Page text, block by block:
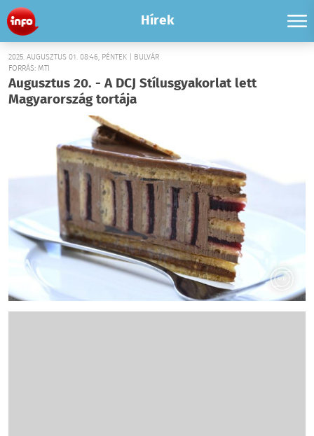
Hírek
2025. AUGUSZTUS 01. 08:46, PÉNTEK | BULVÁR
FORRÁS: MTI
Augusztus 20. - A DCJ Stílusgyakorlat lett
Magyarország tortája